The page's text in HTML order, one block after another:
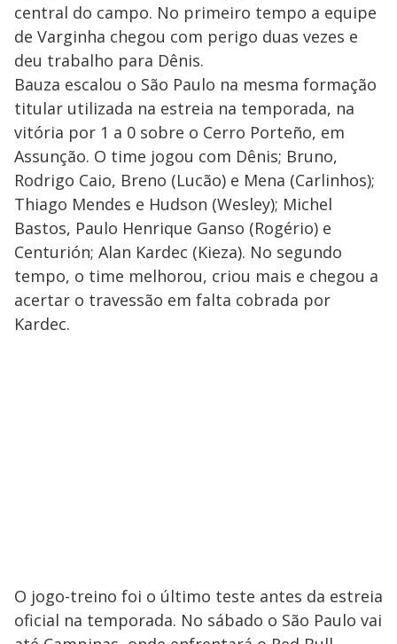
central do campo. No primeiro tempo a equipe
de Varginha chegou com perigo duas vezes e
deu trabalho para Dênis.
Bauza escalou o São Paulo na mesma formação
titular utilizada na estreia na temporada, na
vitória por 1 a 0 sobre o Cerro Porteño, em
Assunção. O time jogou com Dênis; Bruno,
Rodrigo Caio, Breno (Lucão) e Mena (Carlinhos);
Thiago Mendes e Hudson (Wesley); Michel
Bastos, Paulo Henrique Ganso (Rogério) e
Centurión; Alan Kardec (Kieza). No segundo
tempo, o time melhorou, criou mais e chegou a
acertar o travessão em falta cobrada por
Kardec.
O jogo-treino foi o último teste antes da estreia
oficial na temporada. No sábado o São Paulo vai